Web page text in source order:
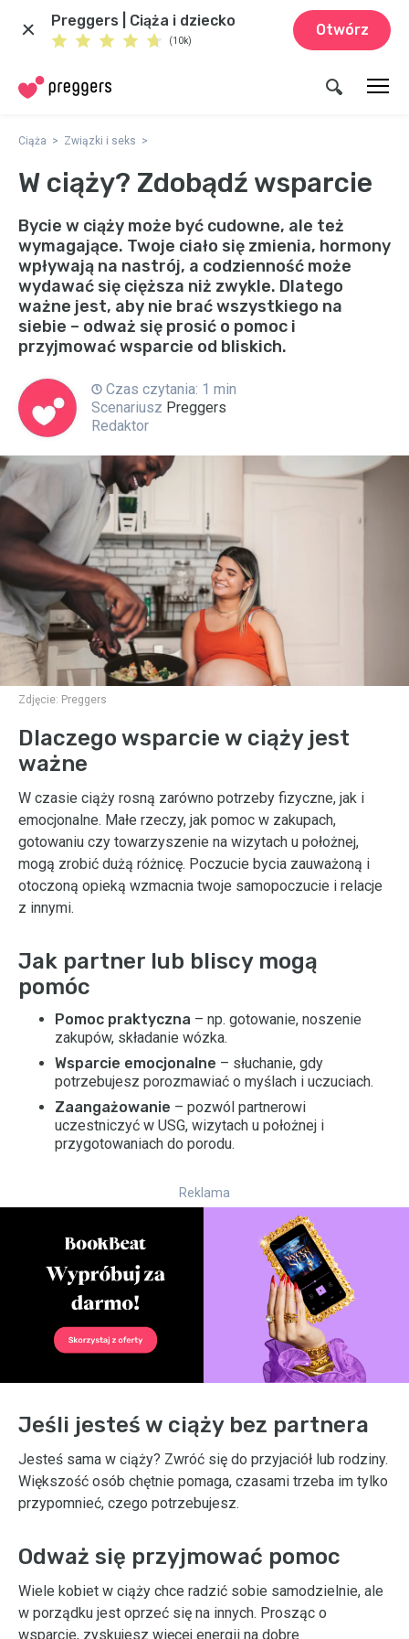
Preggers | Ciąża i dziecko
(10k)
Otwórz
Ciąża Związki i seks
W ciąży? Zdobądź wsparcie
Bycie w ciąży może być cudowne, ale też
wymagające. Twoje ciało się zmienia, hormony
wpływają na nastrój, a codzienność może
wydawać się cięższa niż zwykle. Dlatego
ważne jest, aby nie brać wszystkiego na
siebie – odważ się prosić o pomoc i
przyjmować wsparcie od bliskich.
Czas czytania: 1 min
Scenariusz Preggers
Redaktor
Zdjęcie: Preggers
Dlaczego wsparcie w ciąży jest
ważne
W czasie ciąży rosną zarówno potrzeby fizyczne, jak i
emocjonalne. Małe rzeczy, jak pomoc w zakupach,
gotowaniu czy towarzyszenie na wizytach u położnej,
mogą zrobić dużą różnicę. Poczucie bycia zauważoną i
otoczoną opieką wzmacnia twoje samopoczucie i relacje
z innymi.
Jak partner lub bliscy mogą
pomóc
Pomoc praktyczna – np. gotowanie, noszenie
zakupów, składanie wózka.
Wsparcie emocjonalne – słuchanie, gdy
potrzebujesz porozmawiać o myślach i uczuciach.
Zaangażowanie – pozwól partnerowi
uczestniczyć w USG, wizytach u położnej i
przygotowaniach do porodu.
Reklama
Jeśli jesteś w ciąży bez partnera
Jesteś sama w ciąży? Zwróć się do przyjaciół lub rodziny.
Większość osób chętnie pomaga, czasami trzeba im tylko
przypomnieć, czego potrzebujesz.
Odważ się przyjmować pomoc
Wiele kobiet w ciąży chce radzić sobie samodzielnie, ale
w porządku jest oprzeć się na innych. Prosząc o
wsparcie, zyskujesz więcej energii na dobre